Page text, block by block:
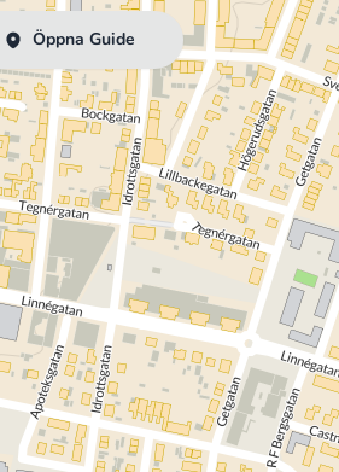
Öppna Guide